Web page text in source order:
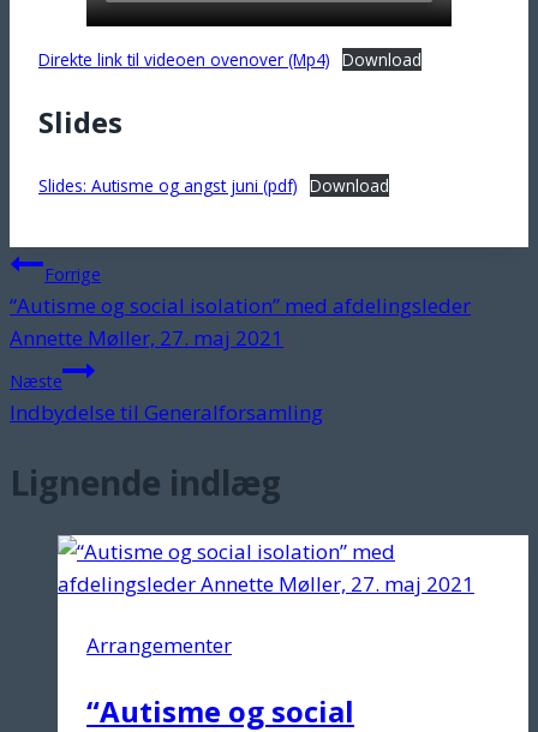
Direkte link til videoen ovenover (Mp4) Download
Slides
Slides: Autisme og angst juni (pdf) Download
Indlægsnavigation
Forrige
“Autisme og social isolation” med afdelingsleder
Annette Møller, 27. maj 2021
Næste
Indbydelse til Generalforsamling
Lignende indlæg
Arrangementer
“Autisme og social